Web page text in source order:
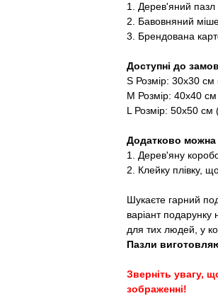
1. Дерев'яний пазл
2. Бавовняний
3. Брендована
Доступні до
S Розмір: 30х30
M Розмір: 40х40
L Розмір: 50х50 см
Додатково можна
1. Дерев'яну
2. Клейку плівку,
Шукаєте гарний
варіант подарунку
для тих людей, у
Пазли
Зверніть увагу,
зображенні!